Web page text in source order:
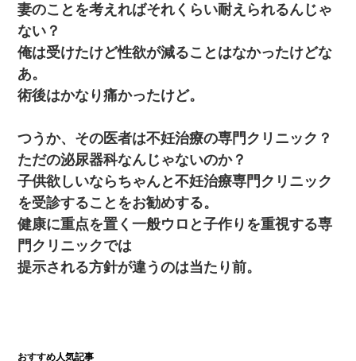
新卒の女性社員に1年半ストーカーされていた。俺「マジで怖い」
上司「話をしてみる」→女性社員「実は10数年前に…」
嫁に不倫されたから嫁と不倫相手に1000万の慰謝料請求した
「お前の父ちゃんは自宅警備員」とかからかわれたけど、実はと
んでもない仕事に就いていた
【衝撃】ある工場に配属すると、女の人がみんな退職してしま
う。会社「仕事がハードだし田舎で娯楽も少ないからキツイの
か…」→ 実際は違った
妻のことを考えればそれくらい耐えられるんじゃ
ない？
俺は受けたけど性欲が減ることはなかったけどな
あ。
術後はかなり痛かったけど。
つうか、その医者は不妊治療の専門クリニック？
ただの泌尿器科なんじゃないのか？
子供欲しいならちゃんと不妊治療専門クリニック
を受診することをお勧めする。
健康に重点を置く一般ウロと子作りを重視する専
門クリニックでは
提示される方針が違うのは当たり前。